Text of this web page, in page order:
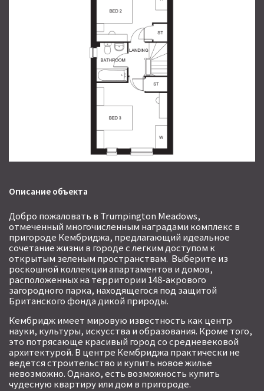
Описание объекта
Добро пожаловать в Trumpington Meadows,
отмеченный многочисленным наградами комплекс в
пригороде Кембриджа, предлагающий идеальное
сочетание жизни в городе с легким доступом к
открытым зеленым пространствам. Выберите из
роскошной коллекции апартаментов и домов,
расположенных на территории 148-акрового
загородного парка, находящегося под защитой
Британского фонда дикой природы.
Кембридж имеет мировую известность как центр
науки, культуры, искусства и образования. Кроме того,
это потрясающе красивый город со средневековой
архитектурой. В центре Кембриджа практически не
ведется строительство и купить новое жилье
невозможно. Однако, есть возможность купить
чудесную квартиру или дом в пригороде.